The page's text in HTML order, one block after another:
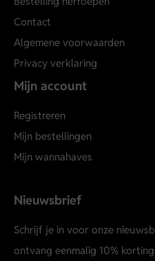
Contact
Algemene voorwaarden
Privacy verklaring
Mijn account
Registreren
Mijn bestellingen
Mijn wannahaves
Nieuwsbrief
Schrijf je in voor onze
ontvang eenmalig 10%